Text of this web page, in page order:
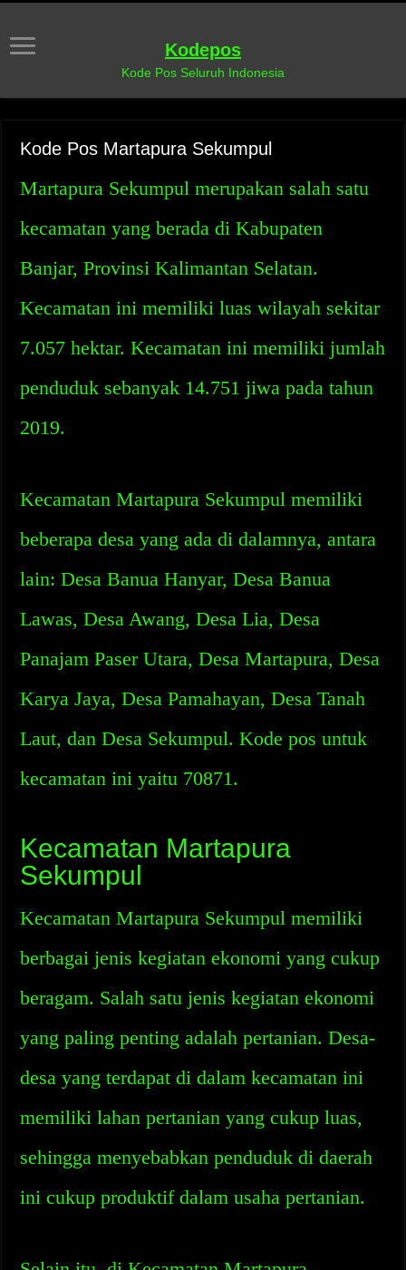
Kodepos
Kode Pos Seluruh Indonesia
Kode Pos Martapura Sekumpul
Martapura Sekumpul merupakan salah satu
kecamatan yang berada di Kabupaten
Banjar, Provinsi Kalimantan Selatan.
Kecamatan ini memiliki luas wilayah sekitar
7.057 hektar. Kecamatan ini memiliki jumlah
penduduk sebanyak 14.751 jiwa pada tahun
2019.
Kecamatan Martapura Sekumpul memiliki
beberapa desa yang ada di dalamnya, antara
lain: Desa Banua Hanyar, Desa Banua
Lawas, Desa Awang, Desa Lia, Desa
Panajam Paser Utara, Desa Martapura, Desa
Karya Jaya, Desa Pamahayan, Desa Tanah
Laut, dan Desa Sekumpul. Kode pos untuk
kecamatan ini yaitu 70871.
Kecamatan Martapura
Sekumpul
Kecamatan Martapura Sekumpul memiliki
berbagai jenis kegiatan ekonomi yang cukup
beragam. Salah satu jenis kegiatan ekonomi
yang paling penting adalah pertanian. Desa-
desa yang terdapat di dalam kecamatan ini
memiliki lahan pertanian yang cukup luas,
sehingga menyebabkan penduduk di daerah
ini cukup produktif dalam usaha pertanian.